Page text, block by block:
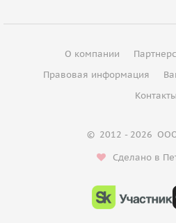
О компании
Правовая информация
Контакты
© 2012 - 2026
Сделано в